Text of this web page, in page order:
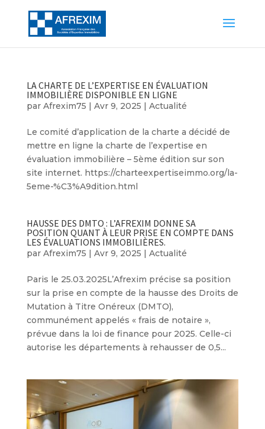
LA CHARTE DE L’EXPERTISE EN ÉVALUATION
IMMOBILIÈRE DISPONIBLE EN LIGNE
par Afrexim75 | Avr 9, 2025 | Actualité
Le comité d’application de la charte a décidé de
mettre en ligne la charte de l’expertise en
évaluation immobilière – 5ème édition sur son
site internet. https://charteexpertiseimmo.org/la-
5eme-%C3%A9dition.html
HAUSSE DES DMTO : L’AFREXIM DONNE SA
POSITION QUANT À LEUR PRISE EN COMPTE DANS
LES ÉVALUATIONS IMMOBILIÈRES.
par Afrexim75 | Avr 9, 2025 | Actualité
Paris le 25.03.2025L’Afrexim précise sa position
sur la prise en compte de la hausse des Droits de
Mutation à Titre Onéreux (DMTO),
communément appelés « frais de notaire »,
prévue dans la loi de finance pour 2025. Celle-ci
autorise les départements à rehausser de 0,5...